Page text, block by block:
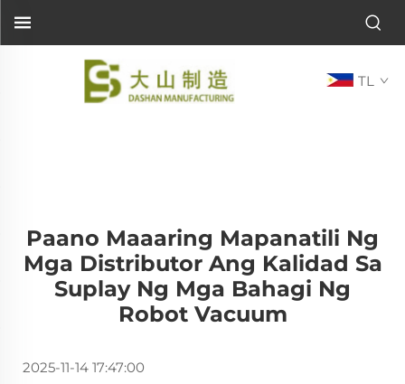
TL
Paano Maaaring Mapanatili Ng
Mga Distributor Ang Kalidad Sa
Suplay Ng Mga Bahagi Ng
Robot Vacuum
2025-11-14 17:47:00